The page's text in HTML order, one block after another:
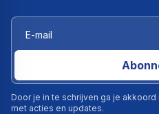
Door je in te schrijven ga je
met acties en updates.